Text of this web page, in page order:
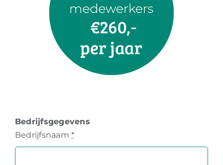
Bedrijfsgegevens
Bedrijfsnaam*